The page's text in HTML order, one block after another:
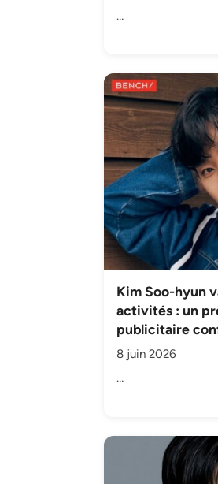
…
Kim Soo-hyun
activités : un
publicitaire
8 juin 2026
…